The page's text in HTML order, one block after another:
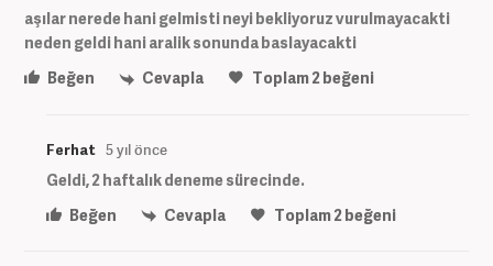
aşılar nerede hani gelmisti neyi bekliyoruz vurulmayacakti
neden geldi hani aralik sonunda baslayacakti
Beğen
Cevapla Toplam2beğeni
Ferhat 5 yıl önce
Geldi, 2 haftalık deneme sürecinde.
Beğen
Cevapla Toplam2beğeni